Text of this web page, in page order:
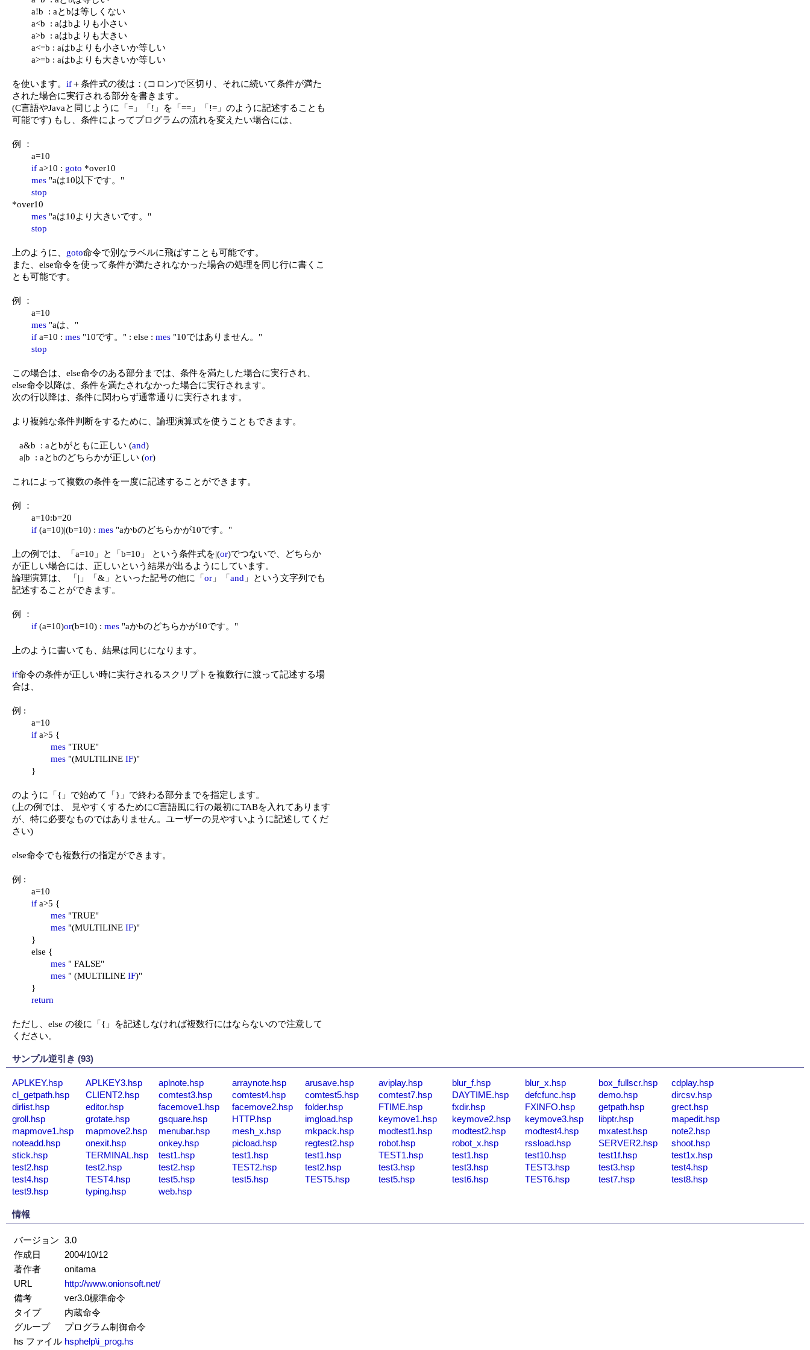
を使います。 if＋条件式の後は：(コロン)で区切り、それに続いて条件が満た
された場合に実行される部分を書きます。
(C言語やJavaと同じように「=」「!」を「==」「!=」のように記述することも
可能です) もし、条件によってプログラムの流れを変えたい場合には、
例 ：
if a>10 : goto *over10
mes "aは10以下です。"
stop
*over10
mes "aは10より大きいです。"
stop
上のように、 goto命令で別なラベルに飛ばすことも可能です。
また、else命令を使って条件が満たされなかった場合の処理を同じ行に書くこ
とも可能です。
例 ：
mes "aは、"
if a=10 : mes "10です。" : else : mes "10ではありません。"
stop
この場合は、else命令のある部分までは、条件を満たした場合に実行され、
else命令以降は、条件を満たされなかった場合に実行されます。
次の行以降は、条件に関わらず通常通りに実行されます。
より複雑な条件判断をするために、論理演算式を使うこともできます。
   a&b  : aとbがともに正しい (
and)
   a|b  : aとbのどちらかが正しい (
or)
これによって複数の条件を一度に記述することができます。
例 ：
if (a=10)|(b=10) : mes "aかbのどちらかが10です。"
上の例では、「a=10」と「b=10」 という条件式を|(or)でつないで、どちらか
が正しい場合には、正しいという結果が出るようにしています。
論理演算は、 「|」「&」といった記号の他に「or 」「and 」という文字列でも
記述することができます。
例 ：
if (a=10)or(b=10) : mes "aかbのどちらかが10です。"
上のように書いても、結果は同じになります。
if命令の条件が正しい時に実行されるスクリプトを複数行に渡って記述する場
合は、
例 :
if a>5 {
mes "TRUE"
mes "(MULTILINE IF)"
のように「{」で始めて「}」で終わる部分までを指定します。
(上の例では、 見やすくするためにC言語風に行の最初にTABを入れてあります
が、特に必要なものではありません。ユーザーの見やすいように記述してくだ
さい)
else命令でも複数行の指定ができます。
例 :
if a>5 {
mes "TRUE"
mes "(MULTILINE IF)"
mes " FALSE"
mes " (MULTILINE IF)"
return
ただし、else の後に「{」を記述しなければ複数行にはならないので注意して
ください。
サンプル逆引き (93)
APLKEY.hsp APLKEY3.hsp aplnote.hsp arraynote.hsp arusave.hsp aviplay.hsp blur_f.hsp blur_x.hsp box_fullscr.hsp
cdplay.hsp
cl_getpath.hsp
CLIENT2.hsp comtest3.hsp comtest4.hsp comtest5.hsp comtest7.hsp DAYTIME.hsp defcfunc.hsp demo.hsp
dircsv.hsp
dirlist.hsp
editor.hsp facemove1.hsp facemove2.hsp folder.hsp FTIME.hsp fxdir.hsp FXINFO.hsp getpath.hsp
grect.hsp
groll.hsp
grotate.hsp gsquare.hsp HTTP.hsp imgload.hsp keymove1.hsp keymove2.hsp keymove3.hsp libptr.hsp
mapedit.hsp
mapmove1.hsp
mapmove2.hsp menubar.hsp mesh_x.hsp mkpack.hsp modtest1.hsp modtest2.hsp modtest4.hsp mxatest.hsp
note2.hsp
noteadd.hsp
onexit.hsp onkey.hsp picload.hsp regtest2.hsp robot.hsp robot_x.hsp rssload.hsp SERVER2.hsp
shoot.hsp
stick.hsp
TERMINAL.hsp test1.hsp test1.hsp test1.hsp TEST1.hsp test1.hsp test10.hsp test1f.hsp
test1x.hsp
test2.hsp
test2.hsp test2.hsp TEST2.hsp test2.hsp test3.hsp test3.hsp TEST3.hsp test3.hsp
test4.hsp
test4.hsp
TEST4.hsp test5.hsp test5.hsp TEST5.hsp test5.hsp test6.hsp TEST6.hsp test7.hsp
test8.hsp
test9.hsp
typing.hsp web.hsp
情報
バージョン 3.0
作成日
2004/10/12
著作者
onitama
URL
http://www.onionsoft.net/
備考
ver3.0標準命令
タイプ
内蔵命令
グループ
プログラム制御命令
hs ファイル hsphelp\i_prog.hs